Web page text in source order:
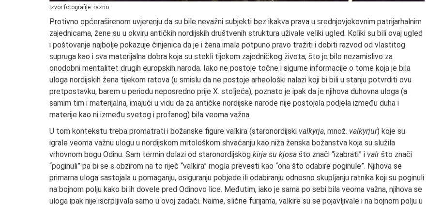
Izvor fotografije: razno
Protivno općeraširenom uvjerenju da su bile nevažni subjekti bez ikakva prava u srednjovjekovnim patrijarhalnim
zajednicama, žene su u okviru antičkih nordijskih društvenih struktura uživale veliki ugled. Koliki su bili ovaj ugled
i poštovanje najbolje pokazuje činjenica da je i žena imala potpuno pravo tražiti i dobiti razvod od vlastitog
supruga kao i sva materijalna dobra koja su stekli tijekom zajedničkog života, što je bilo nezamislivo za
onodobni mentalitet drugih europskih naroda. Iako ne postoje točne i sigurne informacije o tome koja je bila
uloga nordijskih žena tijekom ratova (u smislu da ne postoje arheološki nalazi koji bi bili u stanju potvrditi ovu
pretpostavku, barem u periodu neposredno prije X. stoljeća), poznato je ipak da je njihova duhovna uloga (a
samim tim i materijalna, imajući u vidu da za antičke nordijske narode nije postojala podjela između duha i
materije kao ni između svetog i profanog) bila veoma važna.
U tom kontekstu treba promatrati i božanske figure valkira (staronordijski valkyrja, množ. valkyrjur) koje su
igrale veoma važnu ulogu u nordijskom mitološkom shvaćanju kao niža ženska božanstva koja su služila
vrhovnom bogu Odinu. Sam termin dolazi od staronordijskog kirja su kjosa što znači “izabrati” i valršto znači
“poginuli” pa bi se s obzirom na to riječ “valkira” mogla prevesti kao “ona što odabire poginule”. Njihova se
primarna uloga sastojala u pomaganju, osiguranju pobjede ili odabiranju odnosno skupljanju ratnika koji su poginuli
na bojnom polju kako bi ih dovele pred Odinovo lice. Međutim, iako je sama po sebi bila veoma važna, njihova se
uloga ipak nije iscrpljivala samo u ovoj zadaći. Naime, slične furijama, valkire su se pojavljivale i na bojnom polju u